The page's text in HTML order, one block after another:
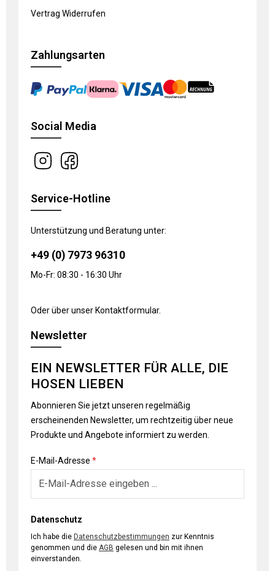
Vertrag Widerrufen
Zahlungsarten
Social Media
Service-Hotline
Unterstützung und Beratung unter:
+49 (0) 7973 96310
Mo-Fr: 08:30 - 16:30 Uhr
Oder über unser Kontaktformular.
Newsletter
EIN NEWSLETTER FÜR ALLE, DIE
HOSEN LIEBEN
Abonnieren Sie jetzt unseren regelmäßig
erscheinenden Newsletter, um rechtzeitig über neue
Produkte und Angebote informiert zu werden.
E-Mail-Adresse *
Datenschutz
Ich habe die Datenschutzbestimmungen
genommen und die AGB
einverstanden.